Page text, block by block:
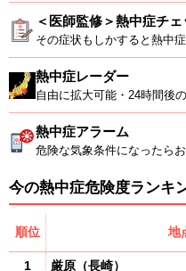
＜医師監修＞熱中症チェ
その症状もしかすると熱中
熱中症レーダー
自由に拡大可能・24時間後
熱中症アラーム
危険な気象条件になったら
今の熱中症危険度ランキ
順位 地
1 厳原 （長崎）